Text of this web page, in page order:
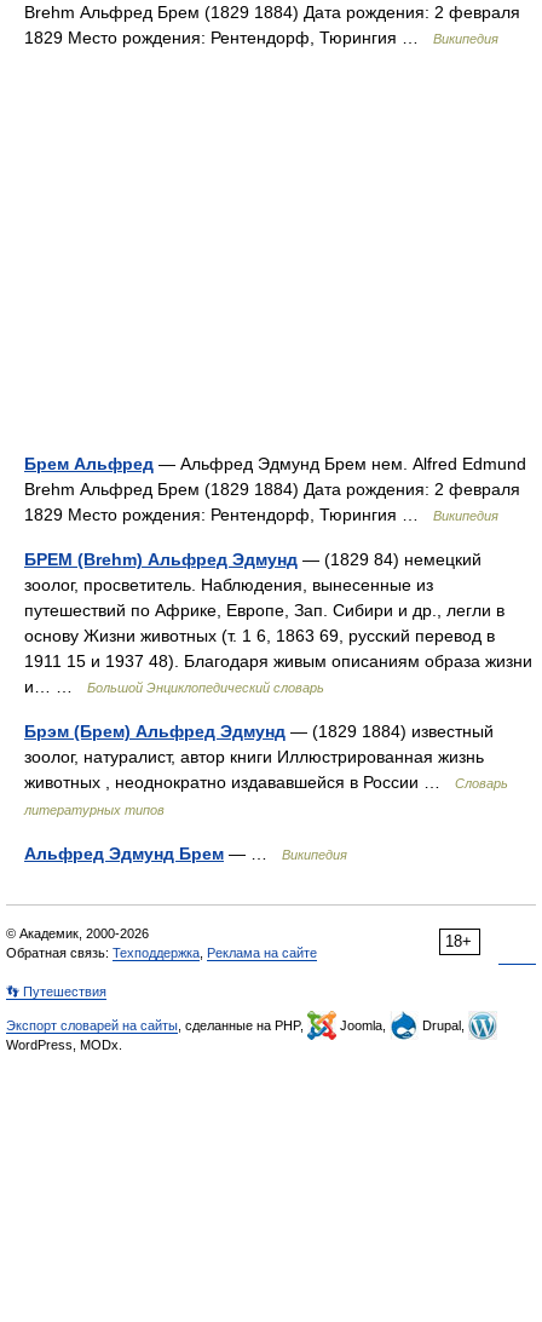
Brehm Альфред Брем (1829 1884) Дата рождения: 2 февраля
1829 Место рождения: Рентендорф, Тюрингия …
Википедия
Брем Альфред — Альфред Эдмунд Брем нем. Alfred Edmund
Brehm Альфред Брем (1829 1884) Дата рождения: 2 февраля
1829 Место рождения: Рентендорф, Тюрингия …
Википедия
БРЕМ (Brehm) Альфред Эдмунд — (1829 84) немецкий
зоолог, просветитель. Наблюдения, вынесенные из
путешествий по Африке, Европе, Зап. Сибири и др., легли в
основу Жизни животных (т. 1 6, 1863 69, русский перевод в
1911 15 и 1937 48). Благодаря живым описаниям образа жизни
и… …
Большой Энциклопедический словарь
Брэм (Брем) Альфред Эдмунд — (1829 1884) известный
зоолог, натуралист, автор книги Иллюстрированная жизнь
животных , неоднократно издававшейся в России …
Словарь
литературных типов
Альфред Эдмунд Брем — … Википедия
18+
© Академик, 2000-2026
Обратная связь: Техподдержка Реклама на сайте
👣 Путешествия
Экспорт словарей на сайты , сделанные на PHP, Joomla,
Drupal,
WordPress, MODx.